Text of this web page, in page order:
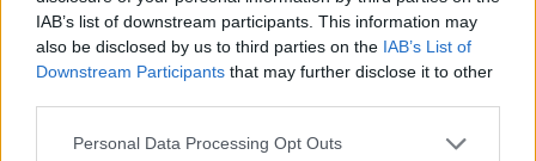
IAB’s list of downstream participants. This information may
also be disclosed by us to third parties on the IAB’s List of
Downstream Participants that may further disclose it to other
Personal Data Processing Opt Outs
αναφέρω- από το 2026 θα τιμάται διεθνώς, με τον
εορτασμό της Παγκόσμιας Ημέρας Ελληνικής
Αναφέρθηκε στη Διακήρυξη του Ερεβάν της 8ης